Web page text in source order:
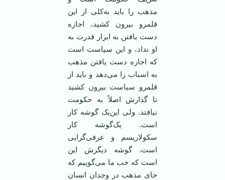
مذهب را باید به‌کلی از این
قلمرو بیرون کشید، اجازه
دست یافتن به ابزار قدرت به
او نداد، و این سیاست است
که اجازه دست یافتن مذهب
به اسباب را می‌دهد و باید از
قلمرو سیاست بیرون کشید
تا گذارش اصلاً به حکومت
نیافتد. ولی این‌یک گوشه کار
است. یک‌گوشه کار
سکولاریسم و عرفی‌گرایی
است. گوشه دیگرش این
است که خب ما می‌گوییم که
جای مذهب در وجدان انسان